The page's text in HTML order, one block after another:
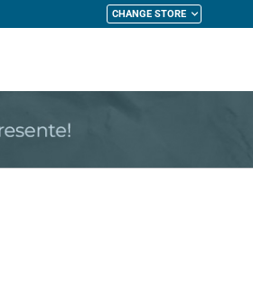
CHANGE STORE